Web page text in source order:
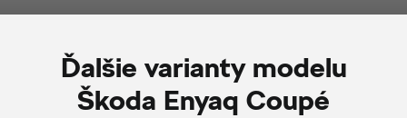
Ďalšie varianty modelu
Škoda Enyaq Coupé